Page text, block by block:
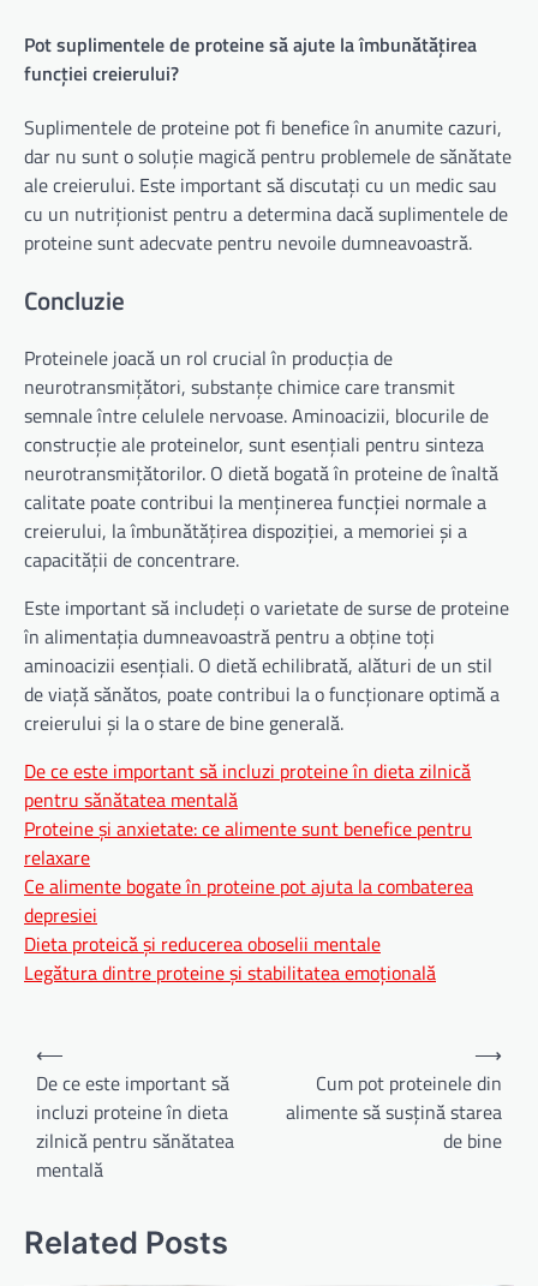
Pot suplimentele de proteine ​​să ajute la îmbunătățirea
funcției creierului?
Suplimentele de proteine ​​pot fi benefice în anumite cazuri,
dar nu sunt o soluție magică pentru problemele de sănătate
ale creierului. Este important să discutați cu un medic sau
cu un nutriționist pentru a determina dacă suplimentele de
proteine ​​sunt adecvate pentru nevoile dumneavoastră.
Concluzie
Proteinele joacă un rol crucial în producția de
neurotransmițători, substanțe chimice care transmit
semnale între celulele nervoase. Aminoacizii, blocurile de
construcție ale proteinelor, sunt esențiali pentru sinteza
neurotransmițătorilor. O dietă bogată în proteine ​​de înaltă
calitate poate contribui la menținerea funcției normale a
creierului, la îmbunătățirea dispoziției, a memoriei și a
capacității de concentrare.
Este important să includeți o varietate de surse de proteine ​​
în alimentația dumneavoastră pentru a obține toți
aminoacizii esențiali. O dietă echilibrată, alături de un stil
de viață sănătos, poate contribui la o funcționare optimă a
creierului și la o stare de bine generală.
De ce este important să incluzi proteine în dieta zilnică
pentru sănătatea mentală
Proteine și anxietate: ce alimente sunt benefice pentru
relaxare
Ce alimente bogate în proteine pot ajuta la combaterea
depresiei
Dieta proteică și reducerea oboselii mentale
Legătura dintre proteine și stabilitatea emoțională
Navigare
în
articole
⟵
De ce este important să
incluzi proteine în dieta
zilnică pentru sănătatea
mentală
Cum pot proteinele din
alimente să susțină starea
de bine
⟶
Related Posts